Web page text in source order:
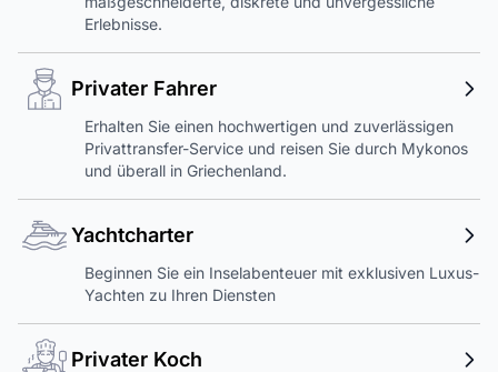
Erlebnisse.
Privater Fahrer
Erhalten Sie einen hochwertigen und zuverlässigen
Privattransfer-Service und reisen Sie durch Mykonos
und überall in Griechenland.
Yachtcharter
Beginnen Sie ein Inselabenteuer mit exklusiven Luxus-
Yachten zu Ihren Diensten
Privater Koch